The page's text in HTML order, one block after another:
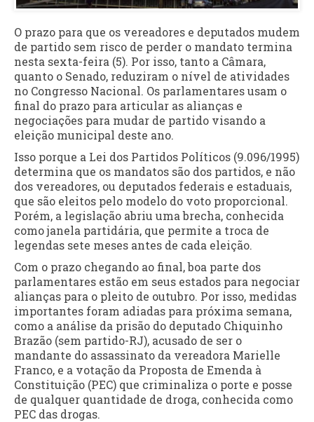
O prazo para que os vereadores e deputados mudem
de partido sem risco de perder o mandato termina
nesta sexta-feira (5). Por isso, tanto a Câmara,
quanto o Senado, reduziram o nível de atividades
no Congresso Nacional. Os parlamentares usam o
final do prazo para articular as alianças e
negociações para mudar de partido visando a
eleição municipal deste ano.
Isso porque a Lei dos Partidos Políticos (9.096/1995)
determina que os mandatos são dos partidos, e não
dos vereadores, ou deputados federais e estaduais,
que são eleitos pelo modelo do voto proporcional.
Porém, a legislação abriu uma brecha, conhecida
como janela partidária, que permite a troca de
legendas sete meses antes de cada eleição.
Com o prazo chegando ao final, boa parte dos
parlamentares estão em seus estados para negociar
alianças para o pleito de outubro. Por isso, medidas
importantes foram adiadas para próxima semana,
como a análise da prisão do deputado Chiquinho
Brazão (sem partido-RJ), acusado de ser o
mandante do assassinato da vereadora Marielle
Franco, e a votação da Proposta de Emenda à
Constituição (PEC) que criminaliza o porte e posse
de qualquer quantidade de droga, conhecida como
PEC das drogas.